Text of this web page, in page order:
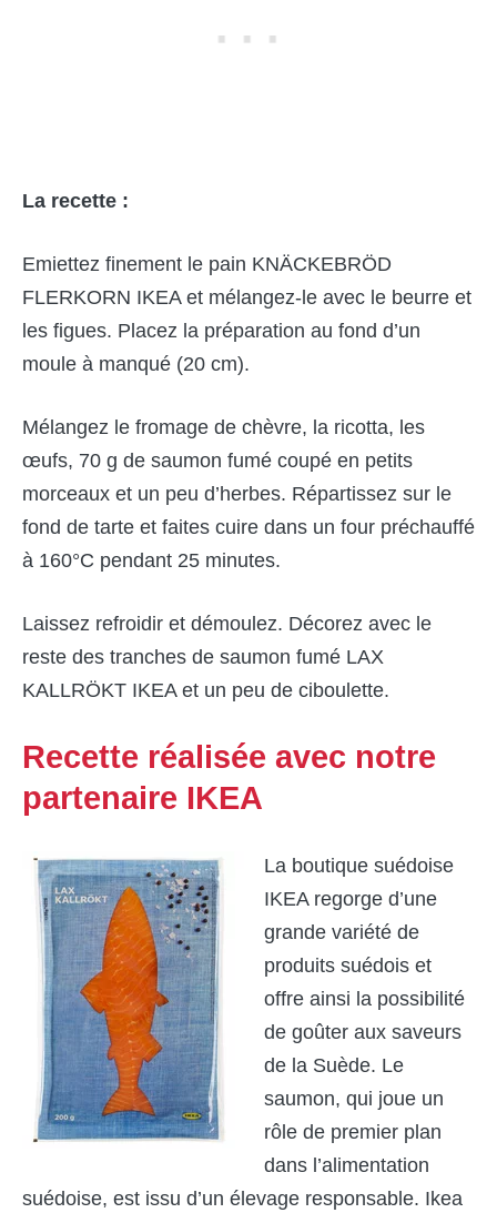
La recette :
Emiettez finement le pain KNÄCKEBRÖD
FLERKORN IKEA et mélangez-le avec le beurre et
les figues. Placez la préparation au fond d’un
moule à manqué (20 cm).
Mélangez le fromage de chèvre, la ricotta, les
œufs, 70 g de saumon fumé coupé en petits
morceaux et un peu d’herbes. Répartissez sur le
fond de tarte et faites cuire dans un four préchauffé
à 160°C pendant 25 minutes.
Laissez refroidir et démoulez. Décorez avec le
reste des tranches de saumon fumé LAX
KALLRÖKT IKEA et un peu de ciboulette.
Recette réalisée avec notre
partenaire IKEA
La boutique suédoise
IKEA regorge d’une
grande variété de
produits suédois et
offre ainsi la possibilité
de goûter aux saveurs
de la Suède. Le
saumon, qui joue un
rôle de premier plan
dans l’alimentation
suédoise, est issu d’un élevage responsable. Ikea